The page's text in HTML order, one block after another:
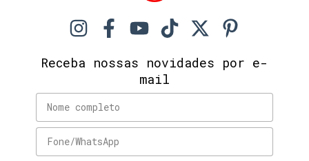
Receba nossas novidades por e-
mail